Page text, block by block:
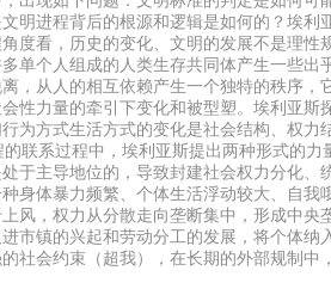
明进程背后的根源和逻辑是如何的？埃利
度看，历史的变化、文明的发展不是理性
单个人组成的人类生存共同体产生一些出
，从人的相互依赖产生一个独特的秩序，
性力量的牵引下变化和被型塑。埃利亚斯
为方式生活方式的变化是社会结构、权力
联系过程中，埃利亚斯提出两种形式的力
于主导地位的，导致封建社会权力分化、
身体暴力频繁、个体生活浮动较大、自我
风，权力从分散走向垄断集中，形成中央
市镇的兴起和劳动分工的发展，将个体纳
社会约束（超我），在长期的外部规制中